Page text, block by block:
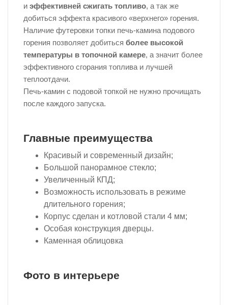
и эффективней сжигать топливо, а так же
добиться эффекта красивого «верхнего» горения.
Наличие футеровки топки печь-камина подового
горения позволяет добиться более высокой
температуры в топочной камере, а значит более
эффективного сгорания топлива и лучшей
теплоотдачи.
Печь-камин с подовой топкой не нужно прочищать
после каждого запуска.
Главные преимущества
Красивый и современный дизайн;
Большой панорамное стекло;
Увеличенный КПД;
Возможность использовать в режиме
длительного горения;
Корпус сделан и котловой стали 4 мм;
Особая конструкция дверцы.
Каменная облицовка
Фото в интерьере